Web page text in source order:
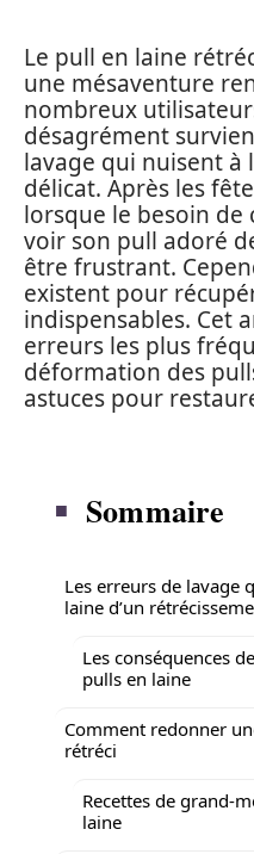
Le pull en laine
une mésaventure
nombreux
désagrément
lavage qui nuisent à
délicat. Après les
lorsque le besoin de
voir son pull adoré
être frustrant.
existent pour
indispensables. Cet
erreurs les plus
déformation des
astuces pour
Sommaire
Les erreurs de lavage
laine d’un
Les conséquences
pulls en laine
Comment redonner
rétréci
Recettes de grand-
laine